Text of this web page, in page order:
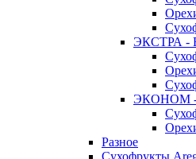
ЭКСТРА -
ЭКОНОМ -
Разное
Сухофрукты